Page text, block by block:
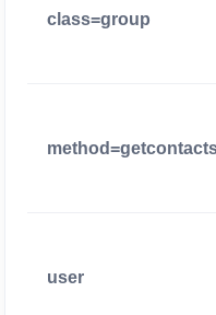
class=group
user